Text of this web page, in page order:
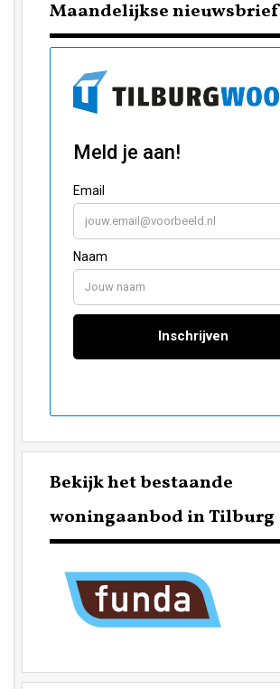
Maandelijkse nieuwsbrief
Bekijk het bestaande
woningaanbod in Tilburg